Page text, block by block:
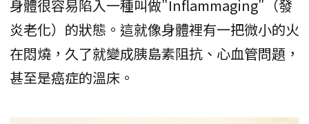
身體很容易陷入一種叫做"Inflammaging"（發
炎老化）的狀態。這就像身體裡有一把微小的火
在悶燒，久了就變成胰島素阻抗、心血管問題，
甚至是癌症的溫床。